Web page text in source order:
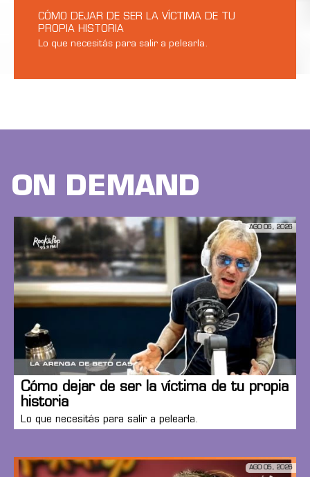
CÓMO DEJAR DE SER LA VÍCTIMA DE TU
PROPIA HISTORIA
Lo que necesitás para salir a pelearla.
ON DEMAND
AGO 06, 2026
Cómo dejar de ser la víctima de tu propia
historia
Lo que necesitás para salir a pelearla.
AGO 05, 2026